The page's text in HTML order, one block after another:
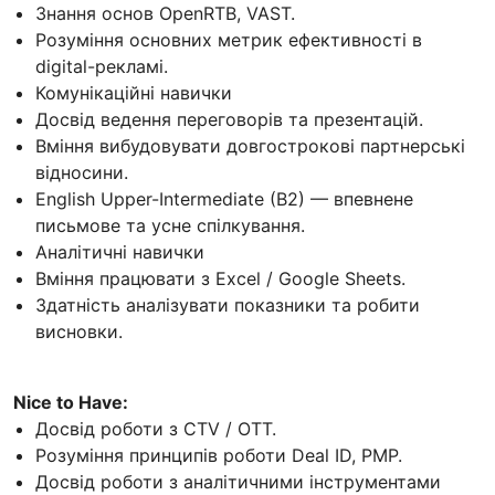
Знання основ OpenRTB, VAST.
Розуміння основних метрик ефективності в
digital-рекламі.
Комунікаційні навички
Досвід ведення переговорів та презентацій.
Вміння вибудовувати довгострокові партнерські
відносини.
English Upper-Intermediate (B2) — впевнене
письмове та усне спілкування.
Аналітичні навички
Вміння працювати з Excel / Google Sheets.
Здатність аналізувати показники та робити
висновки.
Nice to Have:
Досвід роботи з CTV / OTT.
Розуміння принципів роботи Deal ID, PMP.
Досвід роботи з аналітичними інструментами